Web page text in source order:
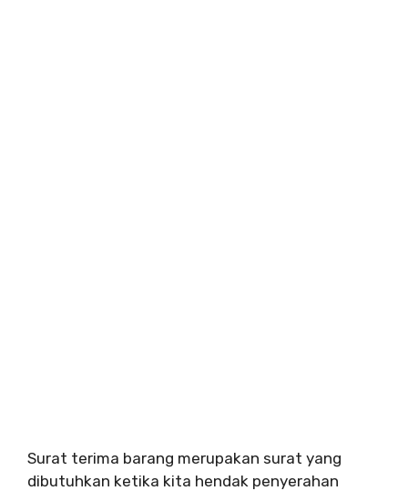
Surat terima barang merupakan surat yang
dibutuhkan ketika kita hendak penyerahan